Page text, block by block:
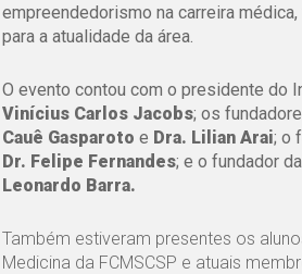
empreendedorismo na carreira
para a atualidade da área.
O evento contou com o presidente do
Vinícius Carlos Jacobs; os
Cauê Gasparoto e Dra. Li lian Arai; o
Dr. Felipe Fernandes; e o fundador
Leonardo Barra.
Também estiveram presentes os
Medicina da FCMSCSP e atuais